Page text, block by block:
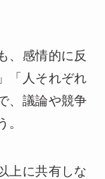
、感情的に反
「人それぞれ
、議論や競争
。
上に共有しな